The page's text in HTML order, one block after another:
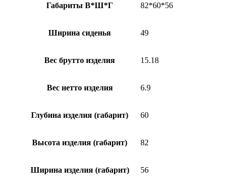
Габариты В*Ш*Г 82*60*56
Ширина сиденья 49
Вес брутто изделия 15.18
Вес нетто изделия 6.9
Глубина изделия (габарит) 60
Высота изделия (габарит) 82
Ширина изделия (габарит) 56